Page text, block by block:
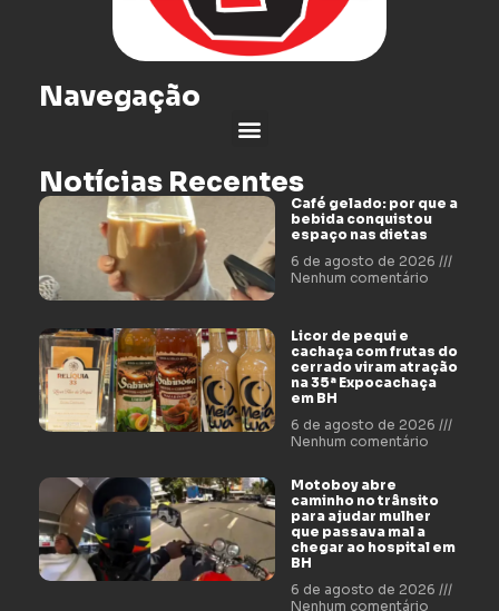
Navegação
Notícias Recentes
Café gelado: por que a
bebida conquistou
espaço nas dietas
6 de agosto de 2026
Nenhum comentário
Licor de pequi e
cachaça com frutas do
cerrado viram atração
na 35ª Expocachaça
em BH
6 de agosto de 2026
Nenhum comentário
Motoboy abre
caminho no trânsito
para ajudar mulher
que passava mal a
chegar ao hospital em
BH
6 de agosto de 2026
Nenhum comentário